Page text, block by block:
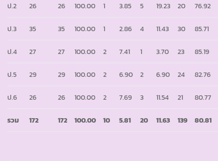
ป.2 26 26 100.00 1 3.85 5 19.23 20 76.92
ป.3 35 35 100.00 1 2.86 4 11.43 30 85.71
ป.4 27 27 100.00 2 7.41 1 3.70 23 85.19
ป.5 29 29 100.00 2 6.90 2 6.90 24 82.76
ป.6 26 26 100.00 2 7.69 3 11.54 21 80.77
รวม 172 172 100.00 10 5.81 20 11.63 139 80.81